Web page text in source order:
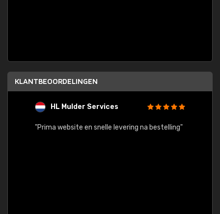
KLANTBEOORDELINGEN
HL Mulder Services
"Prima website en snelle levering na bestelling"